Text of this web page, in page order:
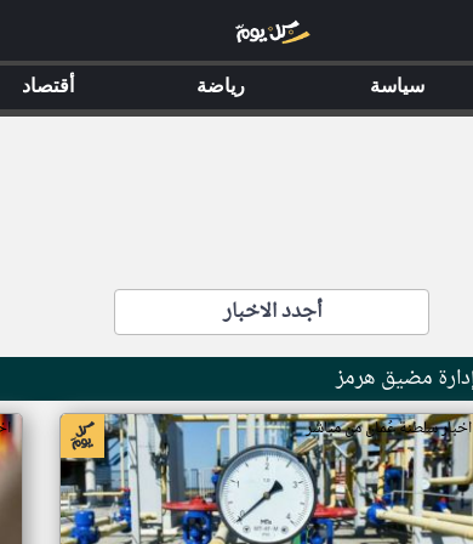
أجدد الاخبار
اخبار سلطنة عُمان من مباشر
سياسة رياضة أقتصاد